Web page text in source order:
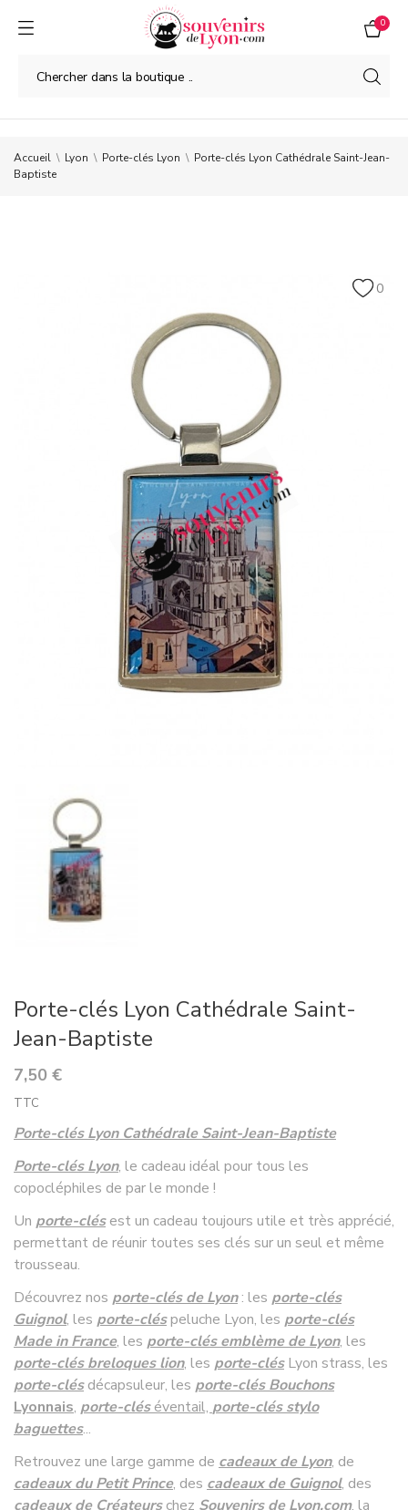
0
Accueil Lyon Porte-clés Lyon
Porte-clés Lyon Cathédrale Saint-Jean-
Baptiste
0
Porte-clés Lyon Cathédrale Saint-
Jean-Baptiste
7,50 €
TTC
Porte-clés Lyon Cathédrale Saint-Jean-Baptiste
Porte-clés Lyon, le cadeau idéal pour tous les
copocléphiles de par le monde !
Un porte-clés est un cadeau toujours utile et très apprécié,
permettant de réunir toutes ses clés sur un seul et même
trousseau.
Découvrez nos porte-clés de Lyon: les porte-clés
Guignol, les porte-cléspeluche Lyon, les porte-clés
Made in France, les porte-clés emblème de Lyon, les
porte-clés breloques lion, les porte-clésLyon strass, les
porte-clésdécapsuleur, les porte-clés Bouchons
Lyonnais, porte-cléséventail, porte-clés stylo
baguettes...
Retrouvez une large gamme de cadeaux de Lyon, de
cadeaux du Petit Prince, des cadeaux de Guignol, des
cadeaux de Créateurschez Souvenirs de Lyon.com, la